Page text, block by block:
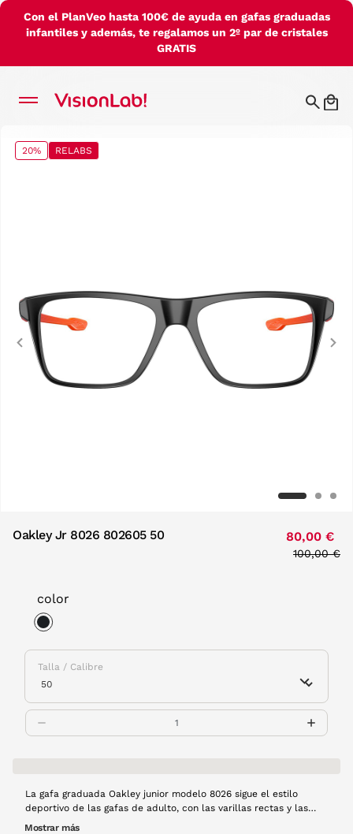
Con el PlanVeo hasta 100€ de ayuda en gafas graduadas
infantiles y además, te regalamos un 2º par de cristales
GRATIS
20% RELABS
Previous
Oakley Jr 8026 802605 50 80,00 €
Price
100,00 €
color
Talla / Calibre
La gafa graduada Oakley junior modelo 8026 sigue el estilo
deportivo de las gafas de adulto, con las varillas rectas y las
formas cuadradas. Esta montura es de pasta en color azul. Un
Mostrar más